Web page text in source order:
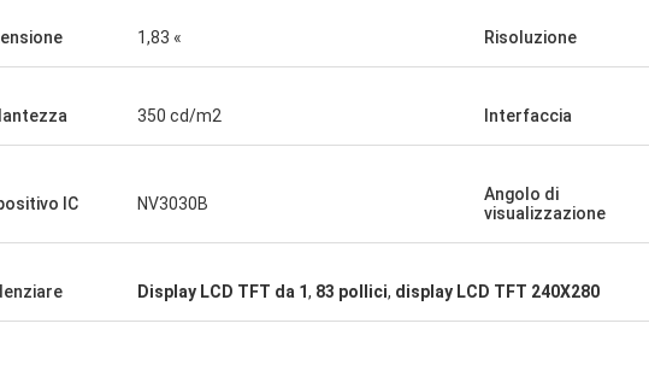
1,83 « Risoluzione
350 cd/m2 Interfaccia
IC NV3030B
Angolo di
visualizzazione
Display LCD TFT da 1, 83 pollici, display LCD TFT 240X280